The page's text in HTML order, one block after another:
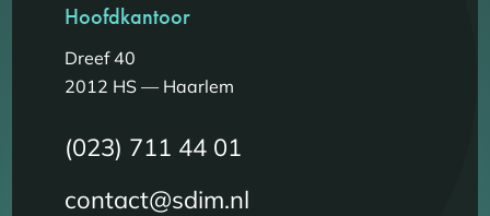
Hoofdkantoor
Dreef 40
2012 HS — Haarlem
(023) 711 44 01
contact@sdim.nl